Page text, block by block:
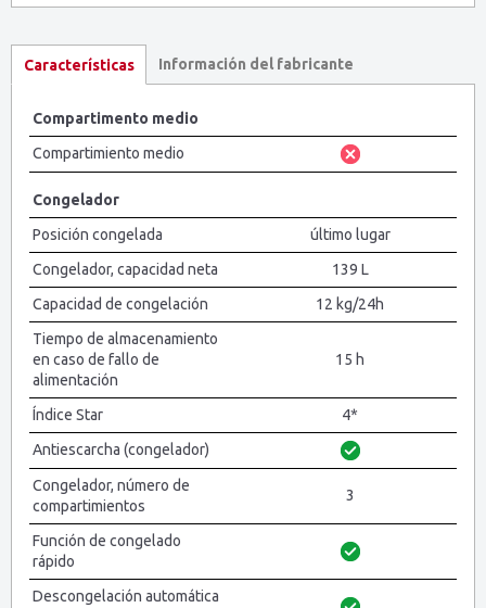
Características Información del fabricante
Compartimento medio
Compartimiento medio
Congelador
Posición congelada
último lugar
Congelador, capacidad neta
139 L
Capacidad de congelación
12 kg/24h
Tiempo de almacenamiento
en caso de fallo de
alimentación
15 h
Índice Star
4*
Antiescarcha (congelador)
Congelador, número de
compartimientos
3
Función de congelado
rápido
Descongelación automática